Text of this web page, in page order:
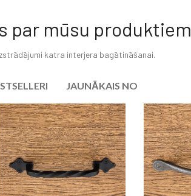
par mūsu produktiem
katra interjera bagātināšanai.
JAUNĀKAIS NO